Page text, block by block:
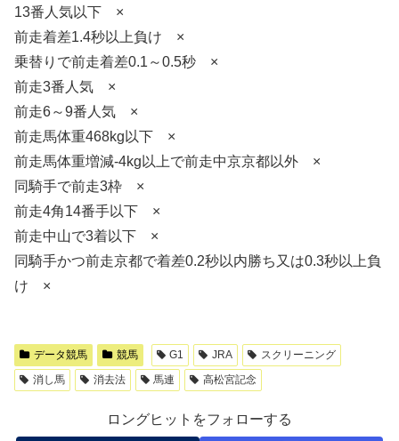
13番人気以下 ×
前走着差1.4秒以上負け ×
乗替りで前走着差0.1～0.5秒 ×
前走3番人気 ×
前走6～9番人気 ×
前走馬体重468kg以下 ×
前走馬体重増減-4kg以上で前走中京京都以外 ×
同騎手で前走3枠 ×
前走4角14番手以下 ×
前走中山で3着以下 ×
同騎手かつ前走京都で着差0.2秒以内勝ち又は0.3秒以上負
け ×
データ競馬 競馬 G1 JRA
スクリーニング
消し馬
消去法 馬連 高松宮記念
ロングヒットをフォローする